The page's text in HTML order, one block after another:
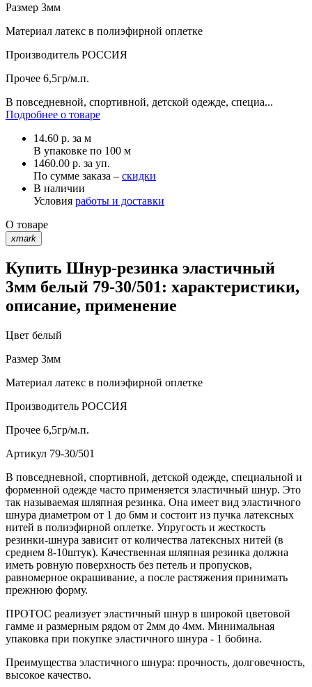
Размер 3мм
Материал латекс в полиэфирной оплетке
Производитель РОССИЯ
Прочее 6,5гр/м.п.
В повседневной, спортивной, детской одежде, специа...
Подробнее о товаре
14.60 р. за м
В упаковке по 100 м
1460.00 р. за уп.
По сумме заказа – скидки
В наличии
Условия работы и доставки
О товаре
xmark
Купить Шнур-резинка эластичный
3мм белый 79-30/501: характеристики,
описание, применение
Цвет белый
Размер 3мм
Материал латекс в полиэфирной оплетке
Производитель РОССИЯ
Прочее 6,5гр/м.п.
Артикул 79-30/501
В повседневной, спортивной, детской одежде, специальной и
форменной одежде часто применяется эластичный шнур. Это
так называемая шляпная резинка. Она имеет вид эластичного
шнура диаметром от 1 до 6мм и состоит из пучка латексных
нитей в полиэфирной оплетке. Упругость и жесткость
резинки-шнура зависит от количества латексных нитей (в
среднем 8-10штук). Качественная шляпная резинка должна
иметь ровную поверхность без петель и пропусков,
равномерное окрашивание, а после растяжения принимать
прежнюю форму.
ПРОТОС реализует эластичный шнур в широкой цветовой
гамме и размерным рядом от 2мм до 4мм. Минимальная
упаковка при покупке эластичного шнура - 1 бобина.
Преимущества эластичного шнура: прочность, долговечность,
высокое качество.